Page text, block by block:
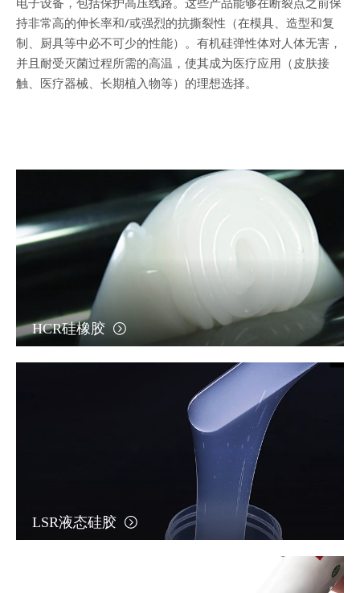
持非常高的伸长率和/或强烈的抗撕裂性（在模具、造型和复
制、厨具等中必不可少的性能）。有机硅弹性体对人体无害，
并且耐受灭菌过程所需的高温，使其成为医疗应用（皮肤接
触、医疗器械、长期植入物等）的理想选择。
HCR硅橡胶
LSR液态硅胶